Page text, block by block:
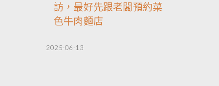
訪，最好先跟老闆預約菜
色牛肉麵店
2025-06-13